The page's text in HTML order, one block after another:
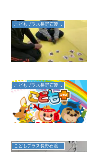
こどもプラス長野石渡教室